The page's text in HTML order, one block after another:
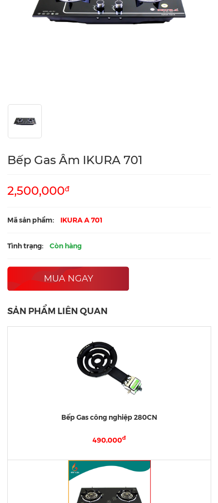
Bếp Gas Âm IKURA 701
2,500,000đ
Mã sản phẩm: IKURA A 701
Tình trạng: Còn hàng
MUA NGAY
SẢN PHẨM LIÊN QUAN
Bếp Gas công nghiệp 280CN
490,000đ